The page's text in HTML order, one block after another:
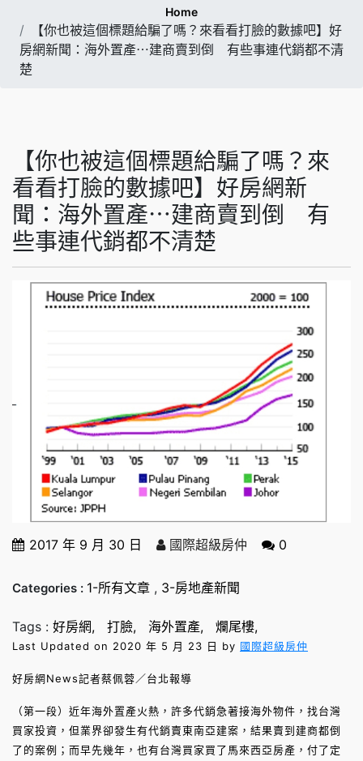
Home
【你也被這個標題給騙了嗎？來看看打臉的數據吧】好
房網新聞：海外置產⋯建商賣到倒 有些事連代銷都不清
楚
【你也被這個標題給騙了嗎？來
看看打臉的數據吧】好房網新
聞：海外置產⋯建商賣到倒 有
些事連代銷都不清楚
2017 年 9 月 30 日 國際超級房仲 0
Categories : 1-所有文章 , 3-房地產新聞
Tags : 好房網 打臉 海外置產 爛尾樓
Last Updated on 2020 年 5 月 23 日 by 國際超級房仲
好房網News記者蔡佩蓉／台北報導
（第一段）近年海外置產火熱，許多代銷急著接海外物件，找台灣
買家投資，但業界卻發生有代銷賣東南亞建案，結果賣到建商都倒
了的案例；而早先幾年，也有台灣買家買了馬來西亞房產，付了定